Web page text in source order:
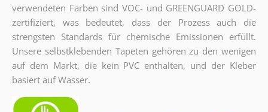
verwendeten Farben sind VOC- und GREENGUARD GOLD-
zertifiziert, was bedeutet, dass der Prozess auch die
strengsten Standards für chemische Emissionen erfüllt.
Unsere selbstklebenden Tapeten gehören zu den wenigen
auf dem Markt, die kein PVC enthalten, und der Kleber
basiert auf Wasser.